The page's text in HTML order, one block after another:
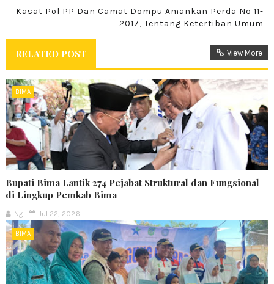
Kasat Pol PP Dan Camat Dompu Amankan Perda No 11-
2017, Tentang Ketertiban Umum
RELATED POST View More
BIMA
Bupati Bima Lantik 274 Pejabat Struktural dan Fungsional
di Lingkup Pemkab Bima
Ng Jul 22, 2026
BIMA